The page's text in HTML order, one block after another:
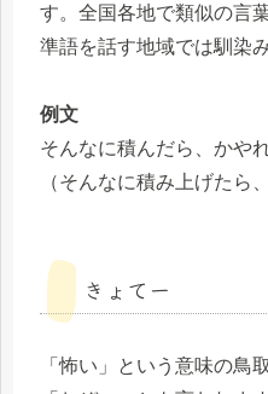
す。全国各地で類似の言
準語を話す地域では馴染
例文
そんなに積んだら、かや
（そんなに積み上げたら
きょてー
「怖い」という意味の鳥